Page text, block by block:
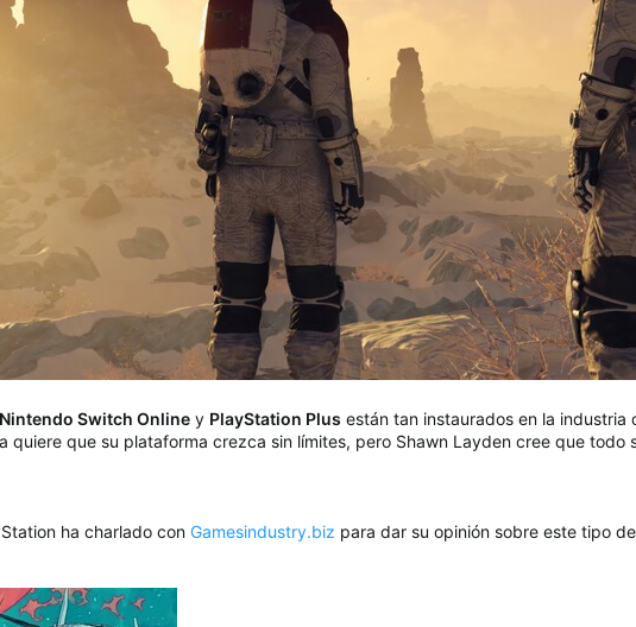
Nintendo Switch Online y PlayStation Plus están tan instaurados en la
quiere que su plataforma crezca sin límites, pero Shawn Layden cree que
ha charlado con Gamesindustry.biz para dar su opinión sobre este tipo